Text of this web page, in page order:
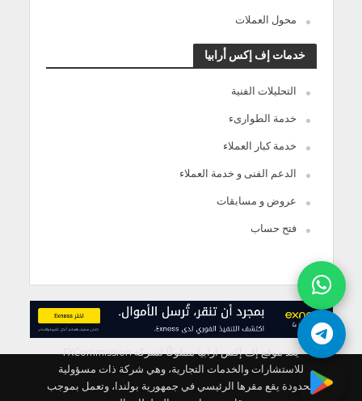
محول العملات
خدمات إف إكس أرابيا
التحليلات الفنية
خدمة الطوارىء
خدمة كبار العملاء
الدعم الفنى و خدمة العملاء
عروض و مسابقات
فتح حساب
يعد موقع إف إكس ارابيا مملوكًا لشركة FXCommission
للاستشارات والخدمات التجارية، وهي شركة ذات مسؤولية
محدودة يقع مقرها الرئيسي في جمهورية بولندا، وتعمل بموجب